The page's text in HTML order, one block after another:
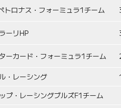
トロナス・フォーミュラ1チーム
ーリHP
ーカード・フォーミュラ1チーム
・レーシング
プ・レーシングブルズF1チーム